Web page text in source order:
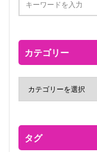
カテゴリー
タグ